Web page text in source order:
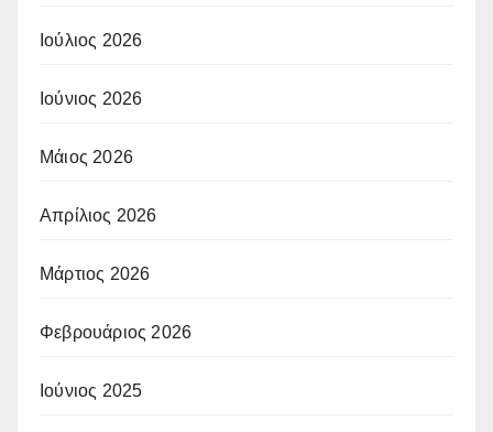
Ιούλιος 2026
Ιούνιος 2026
Μάιος 2026
Απρίλιος 2026
Μάρτιος 2026
Φεβρουάριος 2026
Ιούνιος 2025